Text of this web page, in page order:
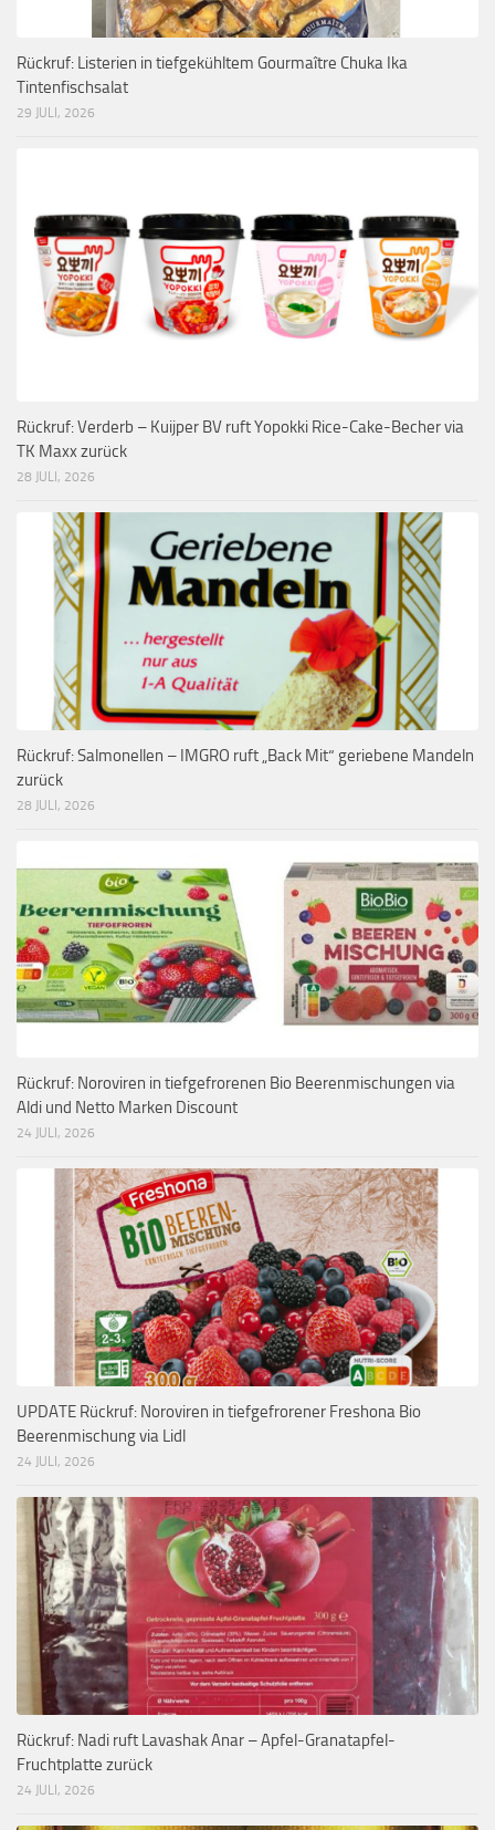
Rückruf: Listerien in tiefgekühltem Gourmaître Chuka Ika
Tintenfischsalat
29 JULI, 2026
Rückruf: Verderb – Kuijper BV ruft Yopokki Rice-Cake-Becher via
TK Maxx zurück
28 JULI, 2026
Rückruf: Salmonellen – IMGRO ruft „Back Mit“ geriebene Mandeln
zurück
28 JULI, 2026
Rückruf: Noroviren in tiefgefrorenen Bio Beerenmischungen via
Aldi und Netto Marken Discount
24 JULI, 2026
UPDATE Rückruf: Noroviren in tiefgefrorener Freshona Bio
Beerenmischung via Lidl
24 JULI, 2026
Rückruf: Nadi ruft Lavashak Anar – Apfel-Granatapfel-
Fruchtplatte zurück
24 JULI, 2026